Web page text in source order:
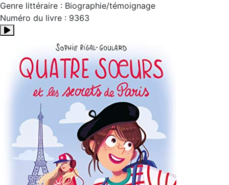
Genre littéraire : Biographie/témoignage
Numéro du livre : 9363
Résumé:Le jour où mon père est mort, le 30 juillet 1980,